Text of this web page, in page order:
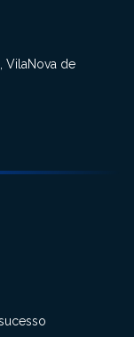
VilaNova de